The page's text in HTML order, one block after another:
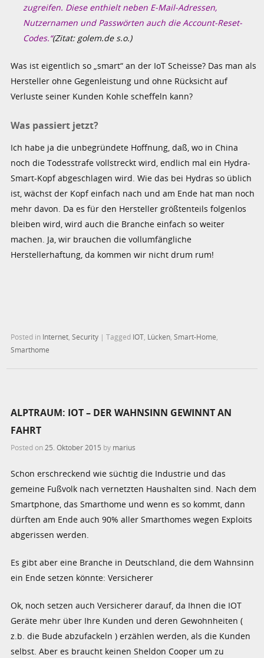
zugreifen. Diese enthielt neben E-Mail-Adressen,
Nutzernamen und Passwörten auch die Account-Reset-
Codes.“(Zitat: golem.de s.o.)
Was ist eigentlich so „smart“ an der IoT Scheisse? Das man als
Hersteller ohne Gegenleistung und ohne Rücksicht auf
Verluste seiner Kunden Kohle scheffeln kann?
Was passiert jetzt?
Ich habe ja die unbegründete Hoffnung, daß, wo in China
noch die Todesstrafe vollstreckt wird, endlich mal ein Hydra-
Smart-Kopf abgeschlagen wird. Wie das bei Hydras so üblich
ist, wächst der Kopf einfach nach und am Ende hat man noch
mehr davon. Da es für den Hersteller größtenteils folgenlos
bleiben wird, wird auch die Branche einfach so weiter
machen. Ja, wir brauchen die vollumfängliche
Herstellerhaftung, da kommen wir nicht drum rum!
Posted in Internet ,Security |Tagged IOT Lücken ,Smart-Home
Smarthome
ALPTRAUM: IOT – DER WAHNSINN GEWINNT AN
FAHRT
Posted on25. Oktober 2015 by marius
Schon erschreckend wie süchtig die Industrie und das
gemeine Fußvolk nach vernetzten Haushalten sind. Nach dem
Smartphone, das Smarthome und wenn es so kommt, dann
dürften am Ende auch 90% aller Smarthomes wegen Exploits
abgerissen werden.
Es gibt aber eine Branche in Deutschland, die dem Wahnsinn
ein Ende setzen könnte: Versicherer
Ok, noch setzen auch Versicherer darauf, da Ihnen die IOT
Geräte mehr über Ihre Kunden und deren Gewohnheiten (
z.b. die Bude abzufackeln ) erzählen werden, als die Kunden
selbst. Aber es braucht keinen Sheldon Cooper um zu